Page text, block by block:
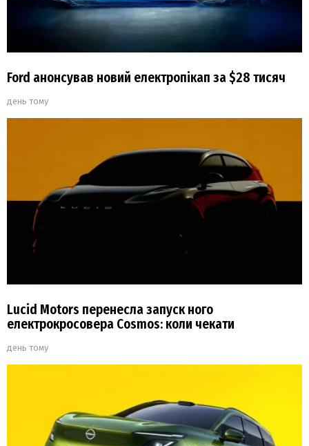
Ford анонсував новий електропікап за $28 тисяч
день тому
Lucid Motors перенесла запуск ного
електрокросовера Cosmos: коли чекати
день тому